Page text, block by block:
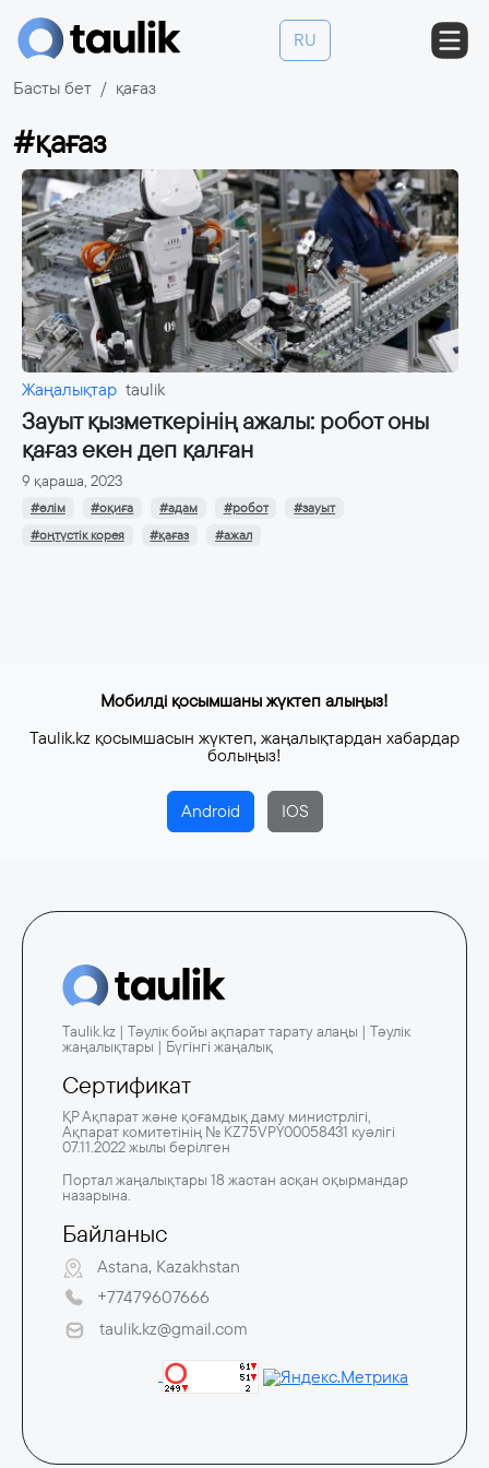
RU
Басты бет қағаз
#қағаз
Жаңалықтар taulik
Зауыт қызметкерінің ажалы: робот оны
қағаз екен деп қалған
9 қараша, 2023
#өлім #оқиға #адам #робот
#зауыт
#оңтүстік корея
#қағаз #ажал
Мобилді қосымшаны жүктеп алыңыз!
Taulik.kz қосымшасын жүктеп, жаңалықтардан хабардар
болыңыз!
Android IOS
Taulik.kz | Тәулік бойы ақпарат тарату алаңы | Тәулік
жаңалықтары | Бүгінгі жаңалық
Сертификат
ҚР Ақпарат және қоғамдық даму министрлігі,
Ақпарат комитетінің № KZ75VPY00058431 куәлігі
07.11.2022 жылы берілген
Портал жаңалықтары 18 жастан асқан оқырмандар
назарына.
Байланыс
Astana, Kazakhstan
+77479607666
taulik.kz@gmail.com